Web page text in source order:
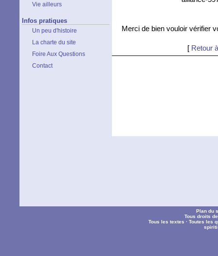
Vie ailleurs
Infos pratiques
Un peu d'histoire
La charte du site
Foire Aux Questions
Contact
Merci de bien vouloir vérifier
[ Retour
Plan du
Tous droits
Tous les textes ·Toutes les